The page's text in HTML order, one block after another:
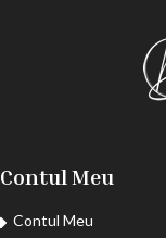
Contul Meu
Contul Meu